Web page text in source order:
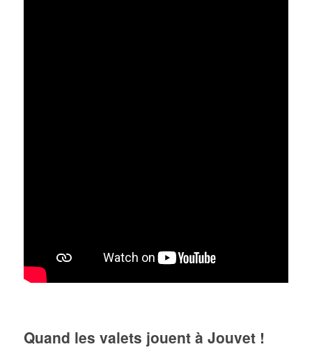
Quand les valets jouent à Jouvet !